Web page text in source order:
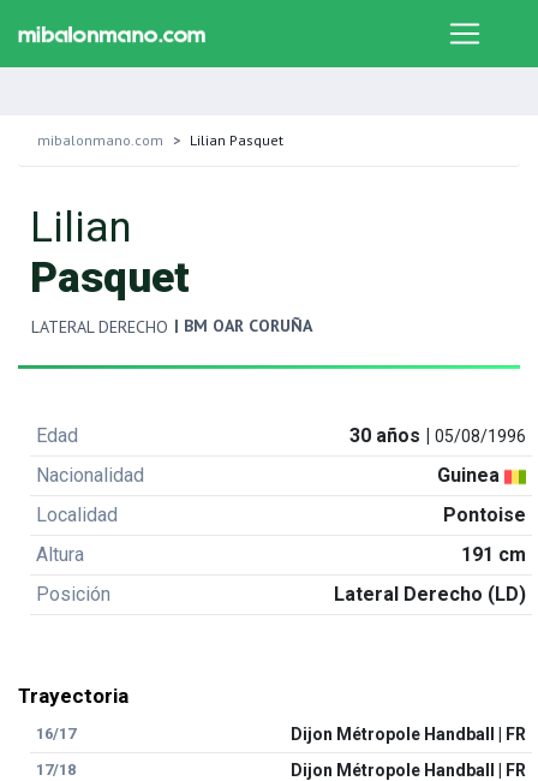
mibalonmano.com Lilian Pasquet
Lilian
Pasquet
LATERAL DERECHO | BM OAR CORUÑA
Edad 30 años |05/08/1996
Nacionalidad
Guinea
Localidad
Pontoise
Altura
191 cm
Posición
Lateral Derecho (LD)
Trayectoria
16/17 Dijon Métropole Handball | FR
17/18 Dijon Métropole Handball | FR